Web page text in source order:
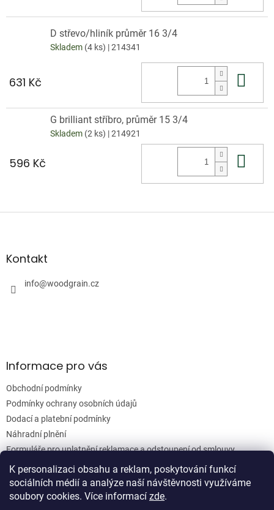
K personalizaci obsahu a reklam, poskytování funkcí
sociálních médií a analýze naší návštěvnosti využíváme
soubory cookies. Více informací zde.
D střevo/hliník průměr 16 3/4
Skladem (4 ks) | 214341
631 Kč
G brilliant stříbro, průměr 15 3/4
Skladem (2 ks) | 214921
596 Kč
Z
aKontakt
info@woodgrain.cz
Informace pro vás
Obchodní podmínky
Podmínky ochrany osobních údajů
Dodací a platební podmínky
Náhradní plnění
Formuláře pro uplatnění reklamace a odstoupení od smlouvy
Moje objednávka